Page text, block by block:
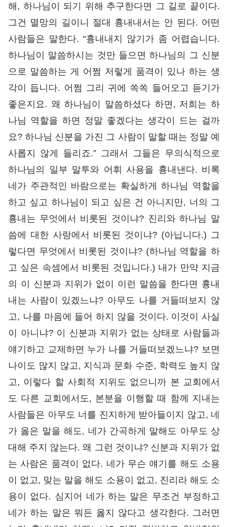
해, 하나님이 되기 위해 추구한다면 그 길로 끝이다.
그건 멸망의 길이니 절대 흉내내서는 안 된다. 어떤
사람들은 말한다. “흉내내지 않기가 좀 어렵습니다.
하나님이 말씀하시는 것만 들으면 하나님의 그 신분
으로 말씀하는 게 어쩜 저렇게 품격이 있나 하는 생
각이 듭니다. 어쩜 그리 귀에 쏙쏙 들어오고 듣기가
좋은지요. 왜 하나님이 말씀하셨다 하면, 저희는 하
나님 역할을 하면 정말 좋겠다는 생각이 드는 걸까
요? 하나님 신분을 가진 그 사람이 말할 때는 정말 예
사롭지 않게 들리죠.” 그래서 그들은 무의식적으로
하나님의 일부 말투와 어휘 사용을 흉내낸다. 비록
네가 주관적인 바람으로는 확실하게 하나님 역할을
하고 싶고 하나님이 되고 싶은 건 아니지만, 너의 그
흉내는 무엇에서 비롯된 것이냐? 진리와 하나님 말
씀에 대한 사랑에서 비롯된 것이냐? (아닙니다.) 그
렇다면 무엇에서 비롯된 것이냐? (하나님 역할을 하
고 싶은 속셈에서 비롯된 것입니다.) 내가 만약 지금
의 이 신분과 지위가 없이 이런 말씀을 한다면 흉내
내는 사람이 있겠느냐? 아무도 나를 거들떠보지 않
고, 나를 마음에 들어 하지 않을 것이다. 이것이 사실
이 아니냐? 이 신분과 지위가 없는 상태로 사람들과
얘기하고 교제하면 누가 나를 거들떠보겠느냐? 보면
나이도 많지 않고, 지식과 문화 수준, 학력도 높지 않
고, 이렇다 할 사회적 지위도 없으니까 본 교회에서
도 다른 교회에서도, 본분을 이행할 때 함께 지내는
사람들은 아무도 너를 진지하게 받아들이지 않고, 네
가 옳은 말을 해도, 네가 간곡하게 말해도 아무도 상
대해 주지 않는다. 왜 그런 것이냐? 신분과 지위가 없
는 사람은 품격이 없다. 네가 무슨 얘기를 해도 소용
이 없고, 맞는 말을 해도 소용이 없고, 진리라 해도 소
용이 없다. 심지어 네가 하는 말은 무조건 부정하고
네가 하는 말은 뭐든 옳지 않다고 생각한다. 그러면